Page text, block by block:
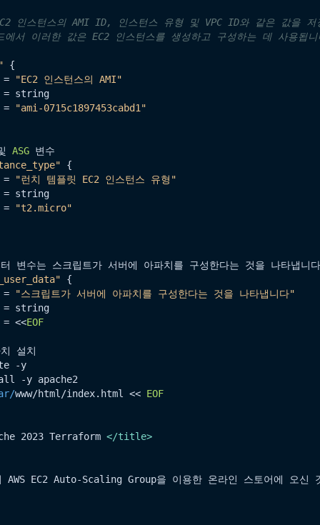
인스턴스의 AMI ID, 인스턴스 유형 및 VPC ID와 같은 값을
에서 이러한 값은 EC2 인스턴스를 생성하고 구성하는 데 사용됩
{
=
"EC2 인스턴스의 AMI"
= string
=
"ami-0715c1897453cabd1"
ASG 변수
{
=
"런치 템플릿 EC2 인스턴스 유형"
= string
=
"t2.micro"
변수는 스크립트가 서버에 아파치를 구성한다는 것을 나타냅니
{
=
"스크립트가 서버에 아파치를 구성한다는 것을 나타냅니다"
= string
= <<
EOF
설치
-y
-y apache2
www/html/index. html << EOF
2023 Terraform </title>